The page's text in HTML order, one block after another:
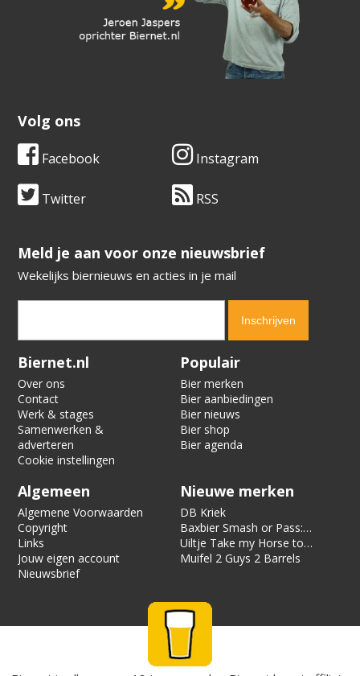
Volg ons
Facebook Instagram
Twitter RSS
​​​​​​​Meld je aan voor onze nieuwsbrief
Wekelijks biernieuws en acties in je mail
Verification code:
Biernet.nl
Over ons
Contact
Werk & stages
Samenwerken &
adverteren
Cookie instellingen
Populair
Bier merken
Bier aanbiedingen
Bier nieuws
Bier shop
Bier agenda
Algemeen
Algemene Voorwaarden
Copyright
Links
Jouw eigen account
Nieuwsbrief
Nieuwe merken
DB Kriek
Baxbier Smash or Pass:
Strata
Uiltje Take my Horse to
the Hotel Room
Muifel 2 Guys 2 Barrels